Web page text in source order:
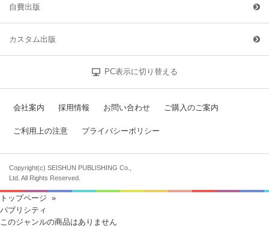
自費出版
カスタム出版
PC表示に切り替える
会社案内 採用情報 お問い合わせ ご購入のご案内
ご利用上の注意 プライバシーポリシー
Copyright(c) SEISHUN PUBLISHING Co.,
Ltd. All Rights Reserved.
トップページ »
パブリシティ
このジャンルの商品はありません